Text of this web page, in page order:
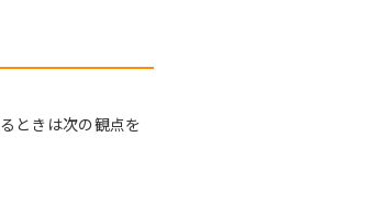
ときは次の観点を